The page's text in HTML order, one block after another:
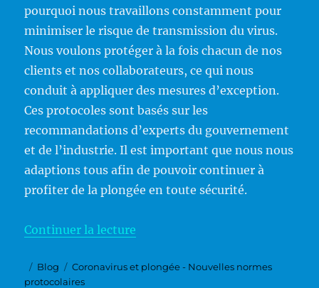
pourquoi nous travaillons constamment pour
minimiser le risque de transmission du virus.
Nous voulons protéger à la fois chacun de nos
clients et nos collaborateurs, ce qui nous
conduit à appliquer des mesures d’exception.
Ces protocoles sont basés sur les
recommandations d’experts du gouvernement
et de l’industrie. Il est important que nous nous
adaptions tous afin de pouvoir continuer à
profiter de la plongée en toute sécurité.
Continuer la lecture
Publié
le
Catégories
Blog Étiquettes
Coronavirus et plongée - Nouvelles normes
protocolaires